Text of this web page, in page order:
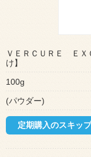
ＶＥＲＣＵＲＥ ＥＸ
け】
100g
(パウダー)
定期購入のスキッ